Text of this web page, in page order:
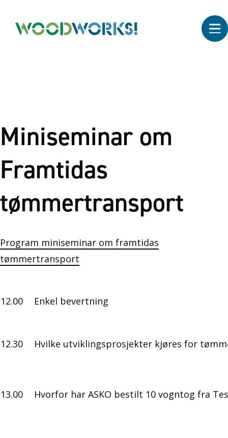
Miniseminar om
Framtidas
tømmertransport
Program miniseminar om framtidas
tømmertransport
12.00 Enkel bevertning
12.30 Hvilke utviklingsprosjekter kjøres for
13.00 Hvorfor har ASKO bestilt 10 vogntog fra